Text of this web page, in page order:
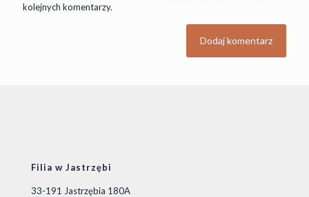
kolejnych komentarzy.
Filia w Jastrzębi
33-191 Jastrzębia 180A